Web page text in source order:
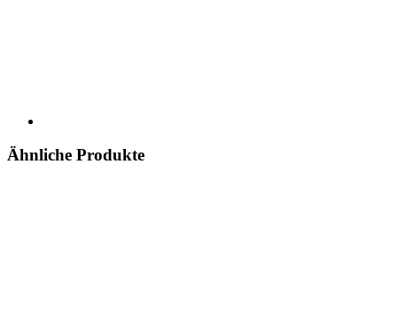
Ähnliche Produkte